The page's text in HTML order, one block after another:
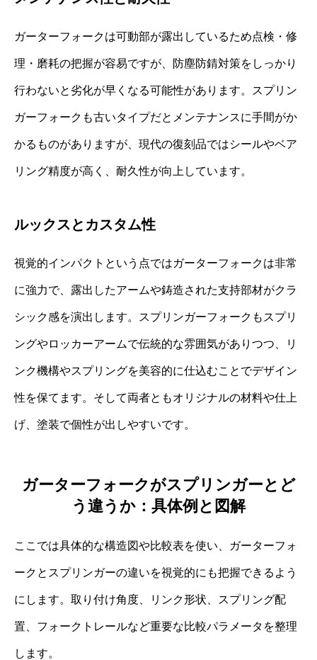
ガーターフォークは可動部が露出しているため点検・修
理・磨耗の把握が容易ですが、防塵防錆対策をしっかり
行わないと劣化が早くなる可能性があります。スプリン
ガーフォークも古いタイプだとメンテナンスに手間がか
かるものがありますが、現代の復刻品ではシールやベア
リング精度が高く、耐久性が向上しています。
ルックスとカスタム性
視覚的インパクトという点ではガーターフォークは非常
に強力で、露出したアームや鋳造された支持部材がクラ
シック感を演出します。スプリンガーフォークもスプリ
ングやロッカーアームで伝統的な雰囲気がありつつ、リ
ンク機構やスプリングを美容的に仕込むことでデザイン
性を保てます。そして両者ともオリジナルの材料や仕上
げ、塗装で個性が出しやすいです。
ガーターフォークがスプリンガーとど
う違うか：具体例と図解
ここでは具体的な構造図や比較表を使い、ガーターフォ
ークとスプリンガーの違いを視覚的にも把握できるよう
にします。取り付け角度、リンク形状、スプリング配
置、フォークトレールなど重要な比較パラメータを整理
します。